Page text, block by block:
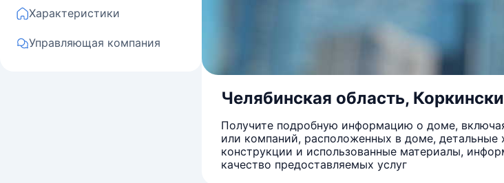
Характеристики
Управляющая компания
Челябинская область,
Получите подробную информацию о доме,
или компаний, расположенных в доме, детальные
конструкции и использованные материалы,
качество предоставляемых услуг